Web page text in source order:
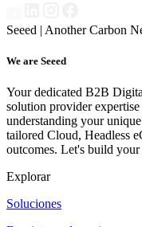
Seeed | Another Carbon
We are Seeed
Your dedicated B2B
solution provider
understanding your
tailored Cloud, Headless
outcomes. Let's build your
Explorar
Soluciones